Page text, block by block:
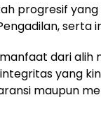
progresif
Pengadilan,
dari alih
yang
maupun